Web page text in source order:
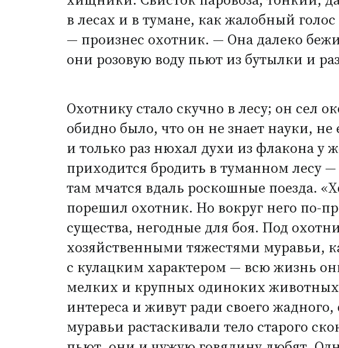
в лесах и в тумане, как жалобный
— произнес охотник. — Она далеко
они розовую воду пьют из бутылки и
Охотнику стало скучно в лесу; он сел
обидно было, что он не знает науки,
и только раз нюхал духи из флакона у
приходится бродить в туманном лесу
там мчатся вдаль роскошные поезда.
порешил охотник. Но вокруг него
существа, негодные для боя. Под
хозяйственными тяжестями муравьи,
с кулацким характером — всю жизнь
мелких и крупных одиноких
интереса и живут ради своего
муравьи растаскивали тело старого